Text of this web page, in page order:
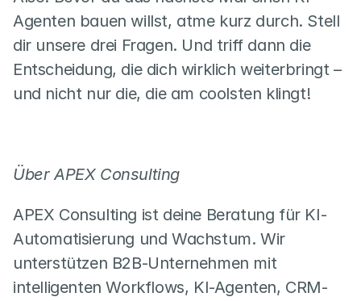
Agenten bauen willst, atme kurz durch. Stell
dir unsere drei Fragen. Und triff dann die
Entscheidung, die dich wirklich weiterbringt –
und nicht nur die, die am coolsten klingt!
Über APEX Consulting
APEX Consulting ist deine Beratung für KI-
Automatisierung und Wachstum. Wir
unterstützen B2B-Unternehmen mit
intelligenten Workflows, KI-Agenten, CRM-